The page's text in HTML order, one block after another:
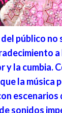
público no
y la cumbia.
la música
escenarios
sonidos